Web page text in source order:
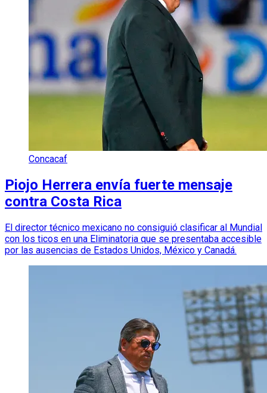
Concacaf
Piojo Herrera envía fuerte mensaje
contra Costa Rica
El director técnico mexicano no consiguió clasificar al Mundial
con los ticos en una Eliminatoria que se presentaba accesible
por las ausencias de Estados Unidos, México y Canadá.